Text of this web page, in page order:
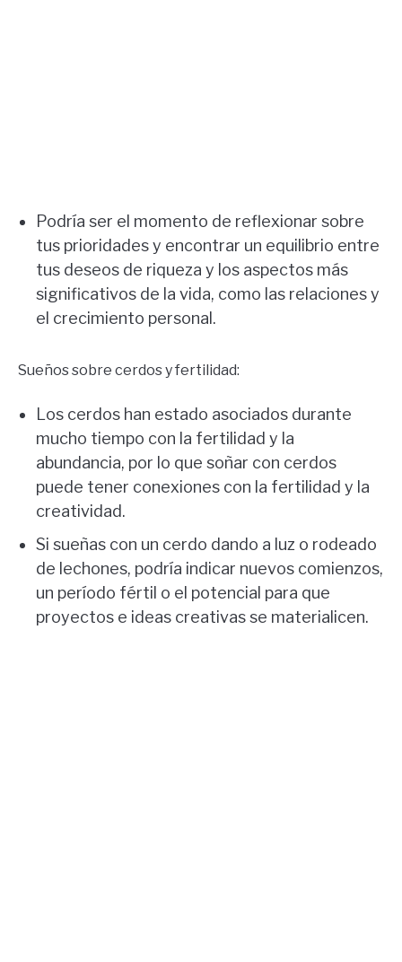
Podría ser el momento de reflexionar sobre
tus prioridades y encontrar un equilibrio entre
tus deseos de riqueza y los aspectos más
significativos de la vida, como las relaciones y
el crecimiento personal.
Sueños sobre cerdos y fertilidad:
Los cerdos han estado asociados durante
mucho tiempo con la fertilidad y la
abundancia, por lo que soñar con cerdos
puede tener conexiones con la fertilidad y la
creatividad.
Si sueñas con un cerdo dando a luz o rodeado
de lechones, podría indicar nuevos comienzos,
un período fértil o el potencial para que
proyectos e ideas creativas se materialicen.